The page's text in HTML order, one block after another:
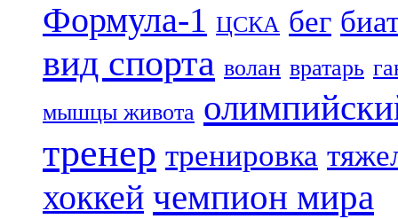
Формула-1 ЦСКА бег
вид спорта волан вратарь
мышцы живота
тренер тренировка
хоккей чемпион мира